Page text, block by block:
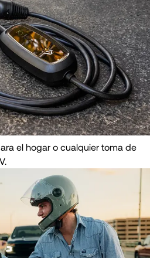
el hogar o cualquier toma de